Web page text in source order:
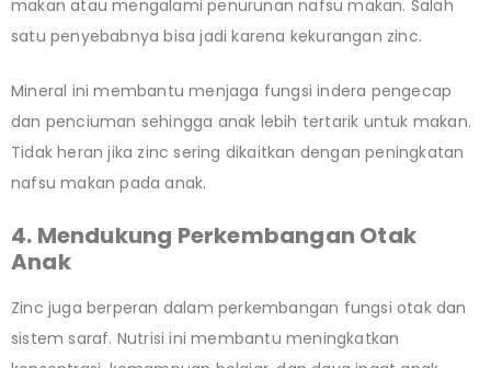
makan atau mengalami penurunan nafsu makan. Salah
satu penyebabnya bisa jadi karena kekurangan zinc.
Mineral ini membantu menjaga fungsi indera pengecap
dan penciuman sehingga anak lebih tertarik untuk makan.
Tidak heran jika zinc sering dikaitkan dengan peningkatan
nafsu makan pada anak.
4. Mendukung Perkembangan Otak
Anak
Zinc juga berperan dalam perkembangan fungsi otak dan
sistem saraf. Nutrisi ini membantu meningkatkan